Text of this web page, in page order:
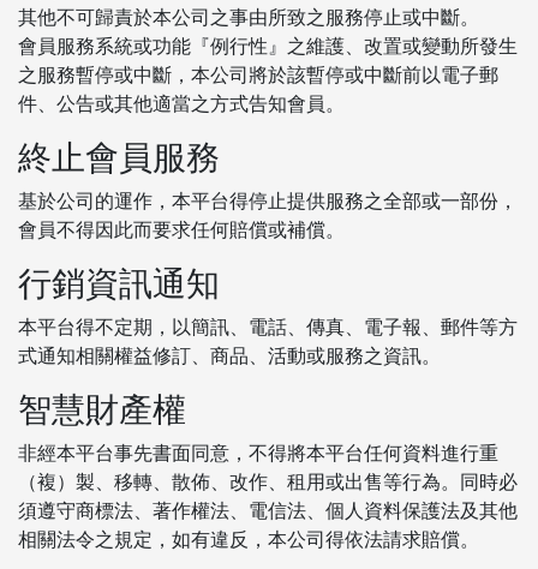
其他不可歸責於本公司之事由所致之服務停止或中斷。
會員服務系統或功能『例行性』之維護、改置或變動所發生
之服務暫停或中斷，本公司將於該暫停或中斷前以電子郵
件、公告或其他適當之方式告知會員。
終止會員服務
基於公司的運作，本平台得停止提供服務之全部或一部份，
會員不得因此而要求任何賠償或補償。
行銷資訊通知
本平台得不定期，以簡訊、電話、傳真、電子報、郵件等方
式通知相關權益修訂、商品、活動或服務之資訊。
智慧財產權
非經本平台事先書面同意，不得將本平台任何資料進行重
（複）製、移轉、散佈、改作、租用或出售等行為。同時必
須遵守商標法、著作權法、電信法、個人資料保護法及其他
相關法令之規定，如有違反，本公司得依法請求賠償。